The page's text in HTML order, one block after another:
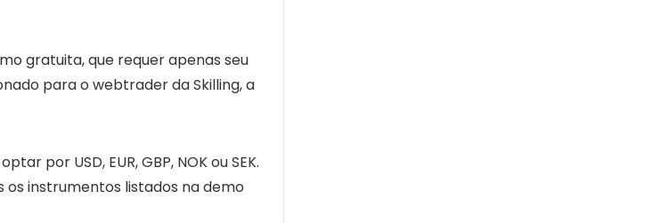
gratuita, que requer apenas seu
para o webtrader da Skilling, a
por USD, EUR, GBP, NOK ou SEK.
instrumentos listados na demo